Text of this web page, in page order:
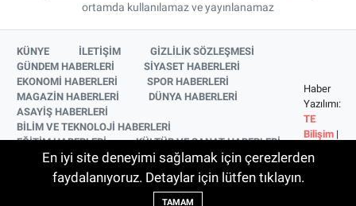
ortamda kullanılamaz ve yayınlanamaz
KÜNYE İLETİŞİM
GİZLİLİK SÖZLEŞMESİ
GÜNDEM HABERLERİ
SİYASET HABERLERİ
EKONOMİ HABERLERİ
SPOR HABERLERİ
MAGAZİN HABERLERİ
DÜNYA HABERLERİ
ASAYİŞ HABERLERİ
BİLİM VE TEKNOLOJİ HABERLERİ
EĞİTİM HABERLERİ
KÜLTÜR VE SANAT HABERLERİ
SAĞLIK HABERLERİ
YAŞAM HABERLERİ
YEREL HABERLER
İZMİR HABERLERİ
SİNEMA VE TELEVİZYON HABERLERİ
Haber
Yazılımı:
TE
Bilişim |
© 2026
En iyi site deneyimi sağlamak için çerezlerden
faydalanıyoruz. Detaylar için lütfen tıklayın.
TAMAM